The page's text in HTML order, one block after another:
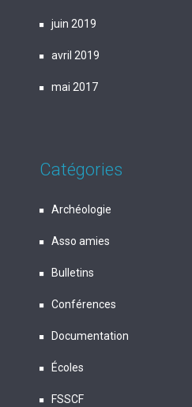
juin 2019
avril 2019
mai 2017
Catégories
Archéologie
Asso amies
Bulletins
Conférences
Documentation
Écoles
FSSCF